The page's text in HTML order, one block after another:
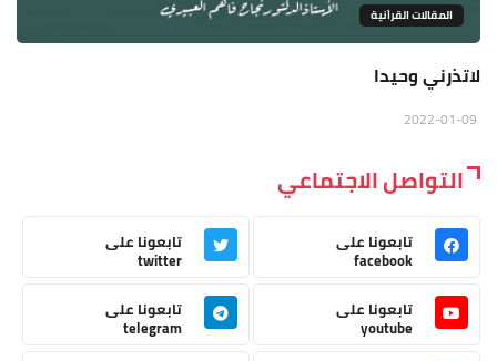
المقالات القراَنية
لاتذرني وحيدا
التواصل الاجتماعي
تابعونا على
facebook
تابعونا على
twitter
تابعونا على
youtube
تابعونا على
telegram